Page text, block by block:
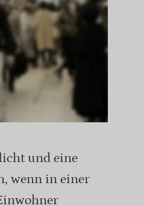
und eine
wenn in einer